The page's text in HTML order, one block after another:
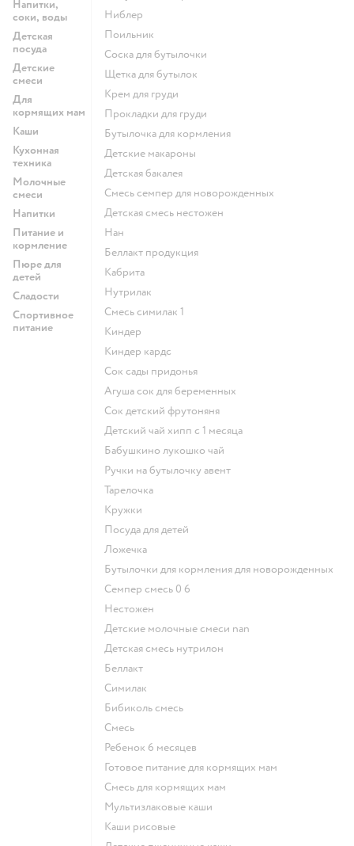
Напитки,
соки, воды
Детская
посуда
Детские
смеси
Для
кормящих мам
Каши
Кухонная
техника
Молочные
смеси
Напитки
Питание и
кормление
Пюре для
детей
Сладости
Спортивное
питание
ниблер
поильник
соска для бутылочки
щетка для бутылок
крем для груди
прокладки для груди
бутылочка для кормления
детские макароны
детская бакалея
смесь семпер для новорожденных
детская смесь нестожен
нан
беллакт продукция
кабрита
нутрилак
смесь симилак 1
киндер
киндер кардс
сок сады придонья
агуша сок для беременных
сок детский фрутоняня
детский чай хипп с 1 месяца
бабушкино лукошко чай
ручки на бутылочку авент
тарелочка
кружки
посуда для детей
ложечка
бутылочки для кормления для новорожденных
семпер смесь 0 6
нестожен
Детские молочные смеси nan
детская смесь нутрилон
беллакт
симилак
бибиколь смесь
смесь
ребенок 6 месяцев
готовое питание для кормящих мам
смесь для кормящих мам
Мультизлаковые каши
Каши рисовые